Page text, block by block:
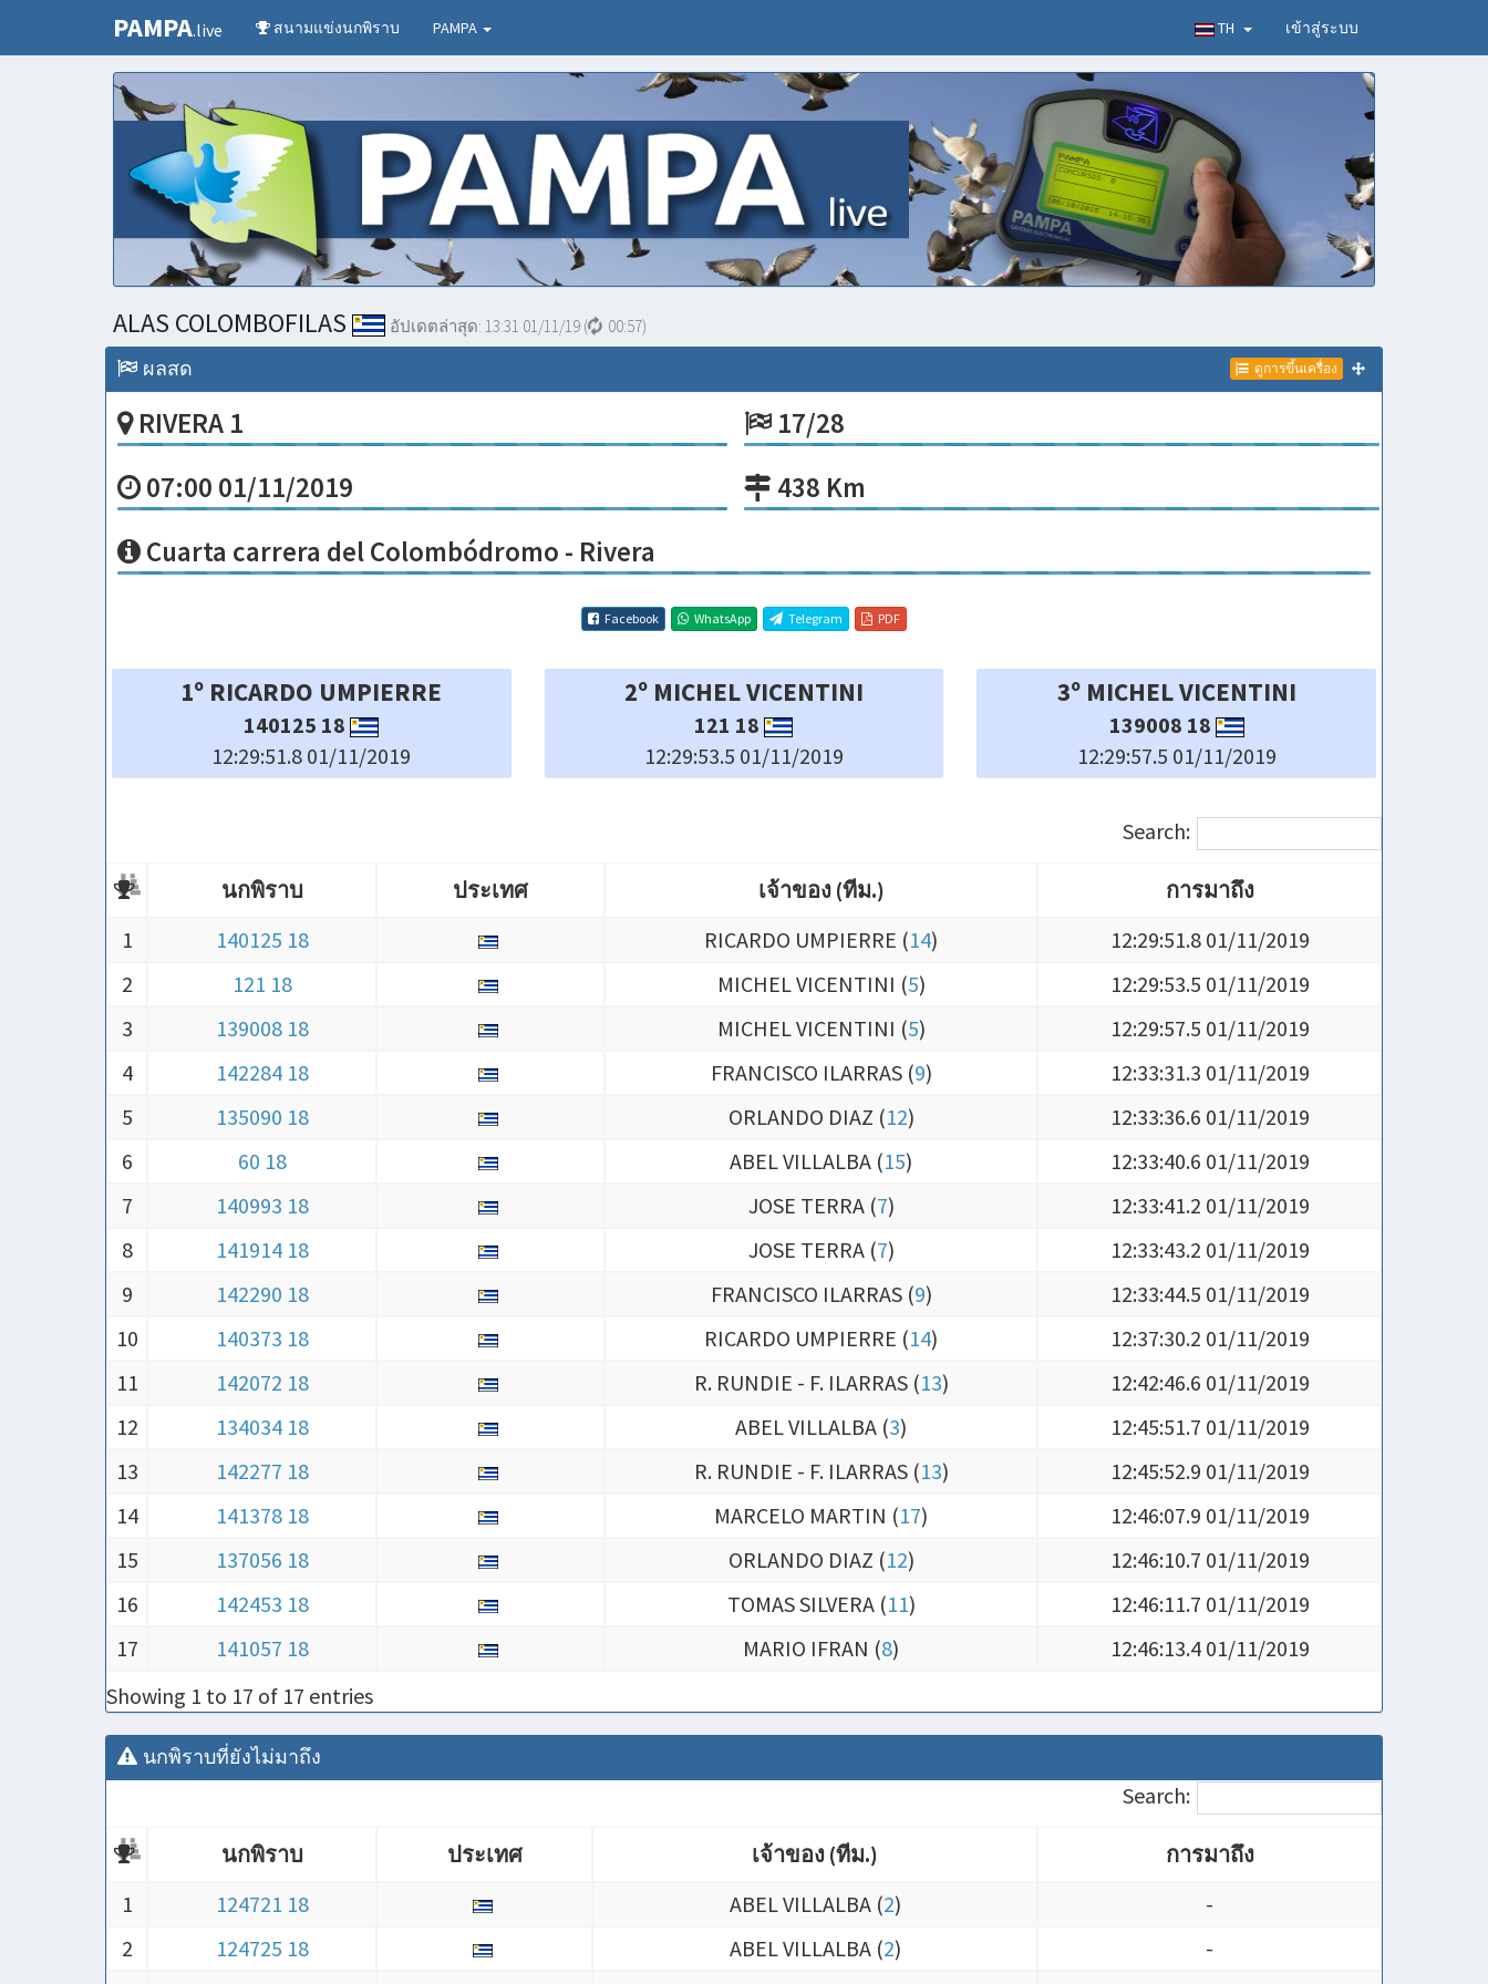
PAMPA.live สนามแข่งนกพิราบ PAMPA TH เข้าสู่ระบบ
ALAS COLOMBOFILAS อัปเดตล่าสุด: 13:31 01/11/19 ( 00:57)
ผลสด ดูการขึ้นเครื่อง
RIVERA 1
17/28
07:00 01/11/2019
438 Km
Cuarta carrera del Colombódromo - Rivera
Facebook WhatsApp Telegram PDF
1º RICARDO UMPIERRE
140125 18
12:29:51.8 01/11/2019
2º MICHEL VICENTINI
121 18
12:29:53.5 01/11/2019
3º MICHEL VICENTINI
139008 18
12:29:57.5 01/11/2019
Search:
นกพิราบ ประเทศ เจ้าของ (ทีม.)
การมาถึง
นกพิราบ
ประเทศ เจ้าของ (ทีม.) การมาถึง
1 140125 18 RICARDO UMPIERRE (14)
12:29:51.8 01/11/2019
2
121 18 MICHEL VICENTINI (5)
12:29:53.5 01/11/2019
3
139008 18 MICHEL VICENTINI (5)
12:29:57.5 01/11/2019
4
142284 18 FRANCISCO ILARRAS (9)
12:33:31.3 01/11/2019
5
135090 18 ORLANDO DIAZ (12)
12:33:36.6 01/11/2019
6
60 18 ABEL VILLALBA (15)
12:33:40.6 01/11/2019
7
140993 18 JOSE TERRA (7)
12:33:41.2 01/11/2019
8
141914 18 JOSE TERRA (7)
12:33:43.2 01/11/2019
9
142290 18 FRANCISCO ILARRAS (9)
12:33:44.5 01/11/2019
10
140373 18 RICARDO UMPIERRE (14)
12:37:30.2 01/11/2019
11
142072 18 R. RUNDIE - F. ILARRAS (13)
12:42:46.6 01/11/2019
12
134034 18 ABEL VILLALBA (3)
12:45:51.7 01/11/2019
13
142277 18 R. RUNDIE - F. ILARRAS (13)
12:45:52.9 01/11/2019
14
141378 18 MARCELO MARTIN (17)
12:46:07.9 01/11/2019
15
137056 18 ORLANDO DIAZ (12)
12:46:10.7 01/11/2019
16
142453 18 TOMAS SILVERA (11)
12:46:11.7 01/11/2019
17
141057 18 MARIO IFRAN (8)
12:46:13.4 01/11/2019
Showing 1 to 17 of 17 entries
นกพิราบที่ยังไม่มาถึง
Search:
นกพิราบ ประเทศ เจ้าของ (ทีม.)
การมาถึง
นกพิราบ
ประเทศ เจ้าของ (ทีม.) การมาถึง
1 124721 18 ABEL VILLALBA (2)
-
2
124725 18 ABEL VILLALBA (2)
-